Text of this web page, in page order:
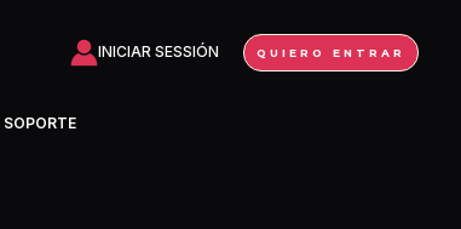
INICIAR SESSIÓN QUIERO ENTRAR
SOPORTE